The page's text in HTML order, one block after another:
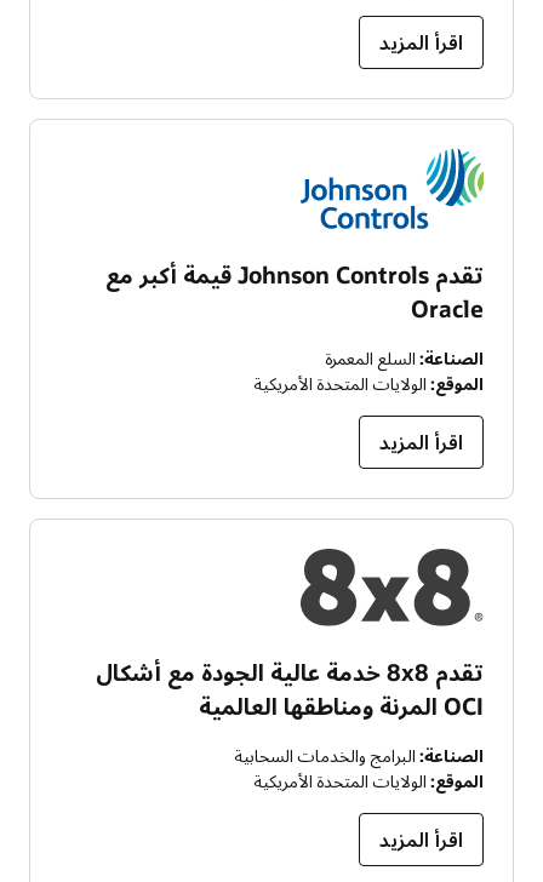
اقرأ المزيد
تقدم Johnson Controls قيمة أكبر مع
Oracle
الصناعة: السلع المعمرة
الموقع: الولايات المتحدة الأمريكية
اقرأ المزيد
تقدم 8x8 خدمة عالية الجودة مع أشكال
OCI المرنة ومناطقها العالمية
الصناعة: البرامج والخدمات السحابية
الموقع: الولايات المتحدة الأمريكية
اقرأ المزيد